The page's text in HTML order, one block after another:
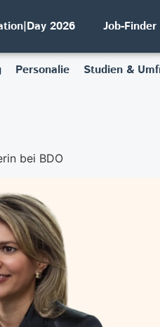
2026 Job-Finder
Personalie Studien &
bei BDO